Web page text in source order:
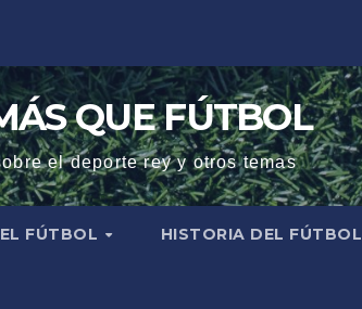
QUE FÚTBOL
el deporte rey y otros temas
FÚTBOL HISTORIA DEL FÚTBOL